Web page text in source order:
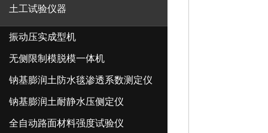
土工试验仪器
振动压实成型机
无侧限制模脱模一体机
钠基膨润土防水毯渗透系数测定仪
钠基膨润土耐静水压侧定仪
全自动路面材料强度试验仪